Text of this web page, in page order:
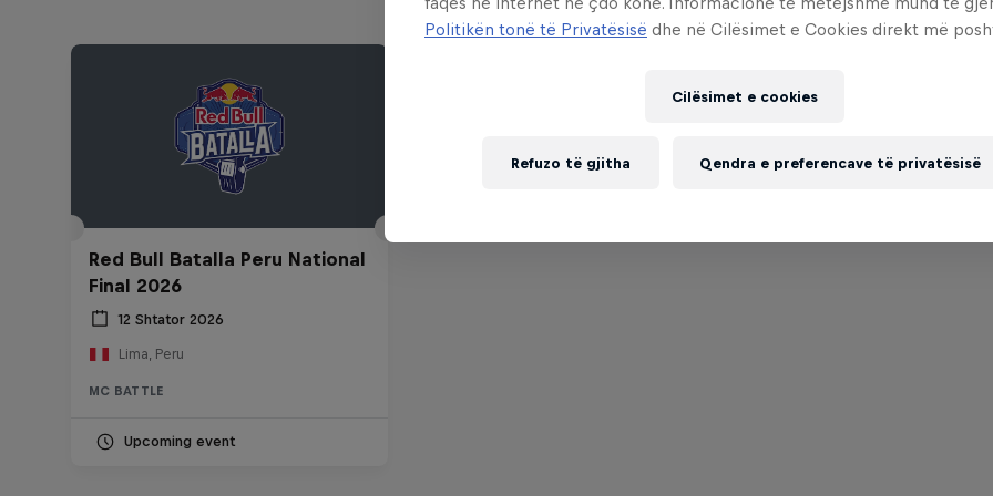
Red Bull Batalla Peru National
Final 2026
12 Shtator 2026
Lima, Peru
MC BATTLE
Upcoming event
Politikën tonë të Privatësisë dhe në Cilësimet e Cookies direkt më
Cilësimet e cookies
Refuzo të gjitha Qendra e preferencave të privatësisë